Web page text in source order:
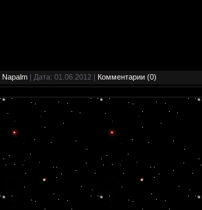
Napalm | Дата: 01.06.2012 | Комментарии (0)